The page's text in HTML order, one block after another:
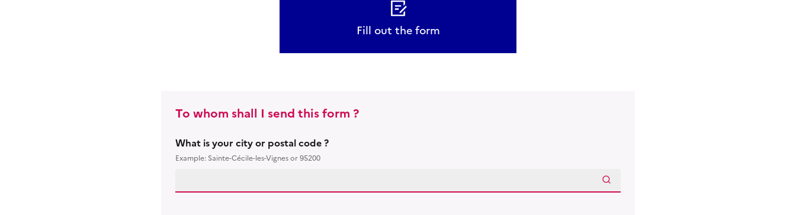
Fill out the form
To whom shall I send this form ?
What is your city or postal code ?
Example: Sainte-Cécile-les-Vignes or 95200